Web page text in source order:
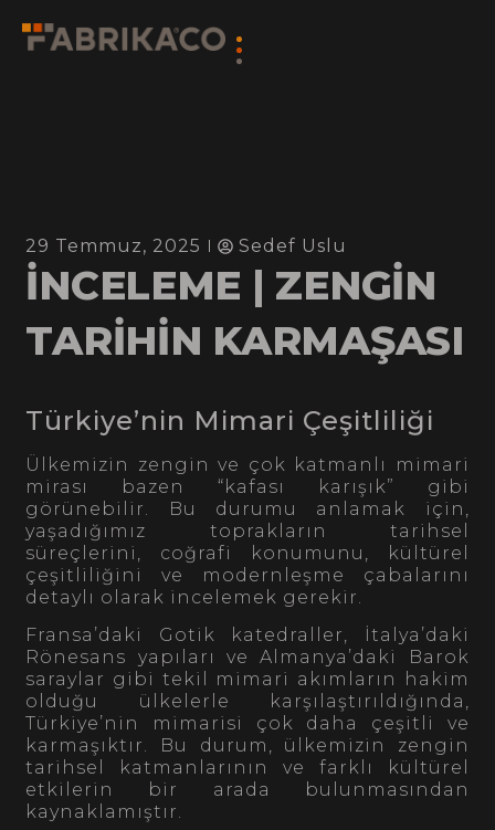
29 Temmuz, 2025 Sedef Uslu
İNCELEME | ZENGİN
TARİHİN KARMAŞASI
Türkiye’nin Mimari Çeşitliliği
Ülkemizin zengin ve çok katmanlı mimari
mirası bazen “kafası karışık” gibi
görünebilir. Bu durumu anlamak için,
yaşadığımız toprakların tarihsel
süreçlerini, coğrafi konumunu, kültürel
çeşitliliğini ve modernleşme çabalarını
detaylı olarak incelemek gerekir.
Fransa’daki Gotik katedraller, İtalya’daki
Rönesans yapıları ve Almanya’daki Barok
saraylar gibi tekil mimari akımların hakim
olduğu ülkelerle karşılaştırıldığında,
Türkiye’nin mimarisi çok daha çeşitli ve
karmaşıktır. Bu durum, ülkemizin zengin
tarihsel katmanlarının ve farklı kültürel
etkilerin bir arada bulunmasından
kaynaklamıştır.